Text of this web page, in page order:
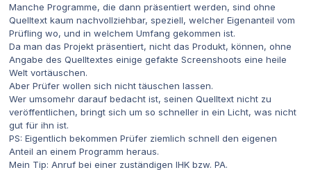
Manche Programme, die dann präsentiert werden, sind ohne
Quelltext kaum nachvollziehbar, speziell, welcher Eigenanteil vom
Prüfling wo, und in welchem Umfang gekommen ist.
Da man das Projekt präsentiert, nicht das Produkt, können, ohne
Angabe des Quelltextes einige gefakte Screenshoots eine heile
Welt vortäuschen.
Aber Prüfer wollen sich nicht täuschen lassen.
Wer umsomehr darauf bedacht ist, seinen Quelltext nicht zu
veröffentlichen, bringt sich um so schneller in ein Licht, was nicht
gut für ihn ist.
PS: Eigentlich bekommen Prüfer ziemlich schnell den eigenen
Anteil an einem Programm heraus.
Mein Tip: Anruf bei einer zuständigen IHK bzw. PA.